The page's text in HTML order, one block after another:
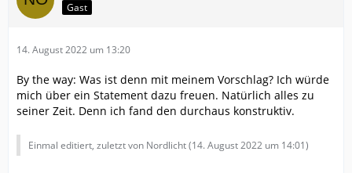
Gast
14. August 2022 um 13:20
By the way: Was ist denn mit meinem Vorschlag? Ich würde
mich über ein Statement dazu freuen. Natürlich alles zu
seiner Zeit. Denn ich fand den durchaus konstruktiv.
Einmal editiert, zuletzt von Nordlicht (14. August 2022 um 14:01)